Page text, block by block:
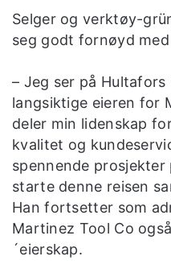
Selger og verktøy-
seg godt fornøyd
– Jeg ser på
langsiktige eieren for
deler min lidenskap
kvalitet og
spennende
starte denne reisen
Han fortsetter som
Martinez Tool Co
´eierskap.